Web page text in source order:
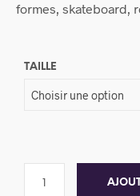
formes, skateboard,
TAILLE